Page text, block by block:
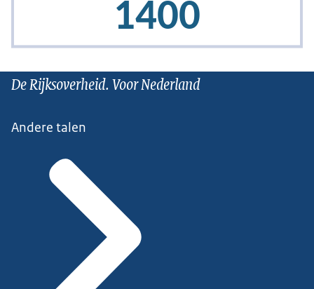
De Rijksoverheid. Voor Nederland
Andere talen